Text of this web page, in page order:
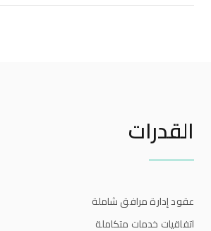
القدرات
عقود إدارة مرافق شاملة
اتفاقيات خدمات متكاملة